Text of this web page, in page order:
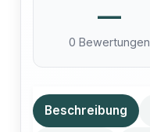
—
0 Bewertungen
Beschreibung